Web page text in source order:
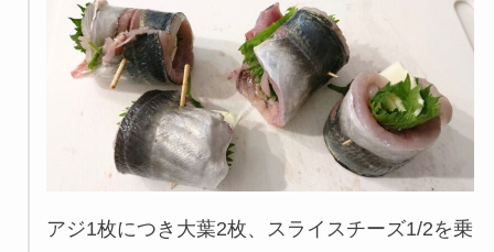
アジ1枚につき大葉2枚、スライスチーズ1/2を乗